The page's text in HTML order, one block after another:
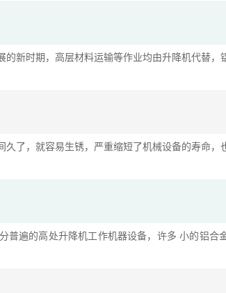
新时期，高层材料运输等作业均由升降机代替
了，就容易生锈，严重缩短了机械设备的寿命
普遍的高处升降机工作机器设备，许多 小的铝合